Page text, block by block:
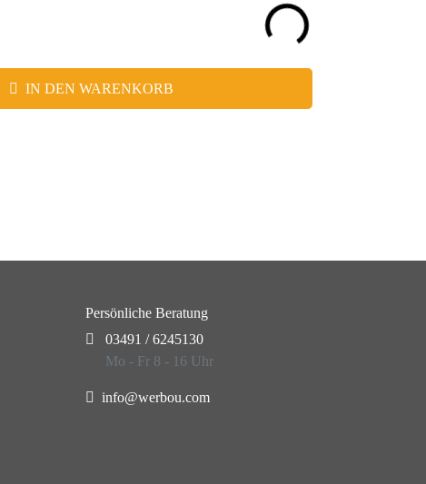
IN DEN WARENKORB
Persönliche Beratung
03491 / 6245130
Mo - Fr 8 - 16 Uhr
info@werbou.com